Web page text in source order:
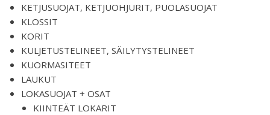
KETJUSUOJAT, KETJUOHJURIT, PUOLASUOJAT
KLOSSIT
KORIT
KULJETUSTELINEET, SÄILYTYSTELINEET
KUORMASITEET
LAUKUT
LOKASUOJAT + OSAT
KIINTEÄT LOKARIT